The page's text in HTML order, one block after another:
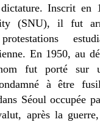
Inscrit en
(SNU), il fut
En 1950, au
fut porté sur
à être
Séoul occupée
après la guerre,